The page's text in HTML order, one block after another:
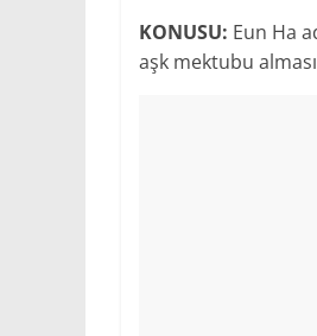
KONUSU: Eun Ha
aşk mektubu